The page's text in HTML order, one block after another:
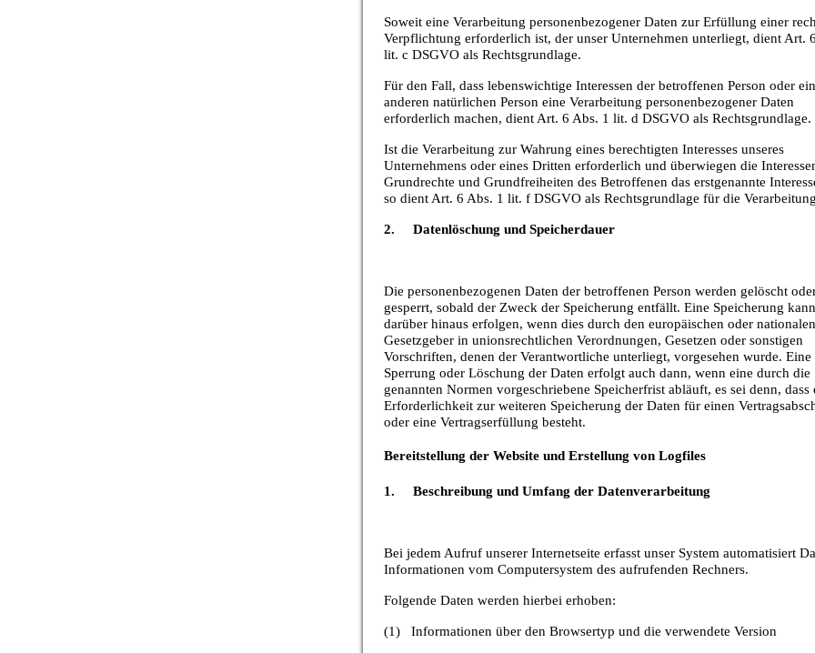
Soweit eine Verarbeitung personenbezogener Daten zur Erfüllung einer
Verpflichtung erforderlich ist, der unser Unternehmen unterliegt, dient Art.
lit. c DSGVO als Rechtsgrundlage.
Für den Fall, dass lebenswichtige Interessen der betroffenen Person oder
anderen natürlichen Person eine Verarbeitung personenbezogener Daten
erforderlich machen, dient Art. 6 Abs. 1 lit. d DSGVO als Rechtsgrundlage.
Ist die Verarbeitung zur Wahrung eines berechtigten Interesses unseres
Unternehmens oder eines Dritten erforderlich und überwiegen die
Grundrechte und Grundfreiheiten des Betroffenen das erstgenannte
so dient Art. 6 Abs. 1 lit. f DSGVO als Rechtsgrundlage für die
2. Datenlöschung und Speicherdauer
Die personenbezogenen Daten der betroffenen Person werden gelöscht
gesperrt, sobald der Zweck der Speicherung entfällt. Eine Speicherung kann
darüber hinaus erfolgen, wenn dies durch den europäischen oder nationalen
Gesetzgeber in unionsrechtlichen Verordnungen, Gesetzen oder sonstigen
Vorschriften, denen der Verantwortliche unterliegt, vorgesehen wurde. Eine
Sperrung oder Löschung der Daten erfolgt auch dann, wenn eine durch die
genannten Normen vorgeschriebene Speicherfrist abläuft, es sei denn, dass
Erforderlichkeit zur weiteren Speicherung der Daten für einen
oder eine Vertragserfüllung besteht.
Bereitstellung der Website und Erstellung von Logfiles
1. Beschreibung und Umfang der Datenverarbeitung
Bei jedem Aufruf unserer Internetseite erfasst unser System automatisiert
Informationen vom Computersystem des aufrufenden Rechners.
Folgende Daten werden hierbei erhoben:
(1) Informationen über den Browsertyp und die verwendete Version